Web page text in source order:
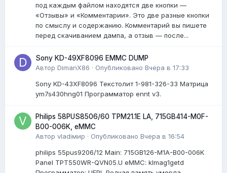
под каждым файлом находятся две кнопки —
«Отзывы» и «Комментарии». Это две разные кнопки
по смыслу и содержанию. Комментарий вы пишете
перед скачиванием дампа, а отзыв — после...
Sony KD-49XF8096 EMMC DUMP
Автор DimanX86 · Опубликовано Вчера в 17:33
Sony KD-43XF8096 Текстолит 1-981-326-33 Матрица
ym7s430hng01 Программатор ennt v3.
Philips 58PUS8506/60 TPM21.1E LA, 715GB414-M0F-
B00-006K, eMMC
Автор vladiмир · Опубликовано Вчера в 16:54
philips 55pus9206/12 Мain: 715GB126-M1A-B00-006K
Panel TPT550WR-QVN05.U eMMC: klmag1getd